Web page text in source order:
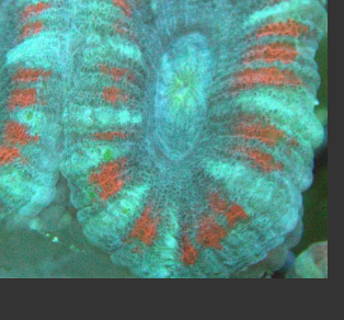
Ajouter
à la
liste
d’envies